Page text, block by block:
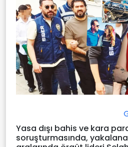
Yasa dışı bahis ve kara
soruşturmasında,